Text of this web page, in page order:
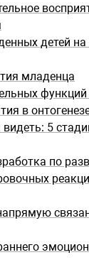
детей на
младенца
в
видеть: 5
по